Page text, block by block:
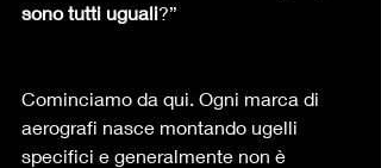
sono tutti uguali?”
Cominciamo da qui. Ogni marca di
aerografi nasce montando ugelli
specifici e generalmente non è